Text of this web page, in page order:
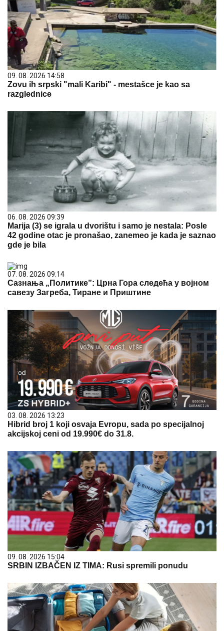
09. 08. 2026 14:58
Zovu ih srpski "mali Karibi" - mestašce je kao sa
razglednice
06. 08. 2026 09:39
Marija (3) se igrala u dvorištu i samo je nestala: Posle
42 godine otac je pronašao, zanemeo je kada je saznao
gde je bila
07. 08. 2026 09:14
Сазнања „Политике”: Црна Гора следећа у војном
савезу Загреба, Тиране и Приштине
03. 08. 2026 13:23
Hibrid broj 1 koji osvaja Evropu, sada po specijalnoj
akcijskoj ceni od 19.990€ do 31.8.
09. 08. 2026 15:04
SRBIN IZBAČEN IZ TIMA: Rusi spremili ponudu